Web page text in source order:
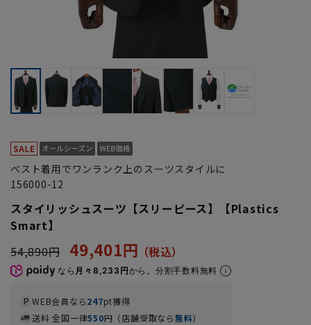
ベスト着用でワンランク上のスーツスタイルに
156000-12
スタイリッシュスーツ【スリーピース】【Plastics
Smart】
54,890円
49,401円
なら 月々8,233円から。分割手数料無料
WEB会員なら247pt獲得
送料 全国一律550円（店舗受取なら無料）